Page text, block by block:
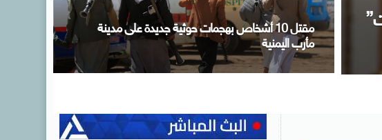
التحالف الوطني يطلق المرحلة الثالثة من مبادرة “إيد
واحدة” .. ويستهدف خدمة 3 ملايين مستفيد خلال
أغسطس